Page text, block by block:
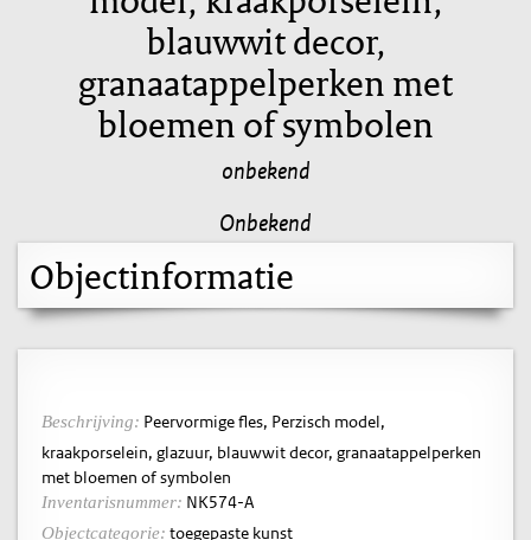
blauwwit decor,
granaatappelperken met
bloemen of symbolen
onbekend
Onbekend
Objectinformatie
Beschrijving: Peervormige fles, Perzisch model,
kraakporselein, glazuur, blauwwit decor, granaatappelperken
met bloemen of symbolen
Inventarisnummer: NK574-A
Objectcategorie: toegepaste kunst